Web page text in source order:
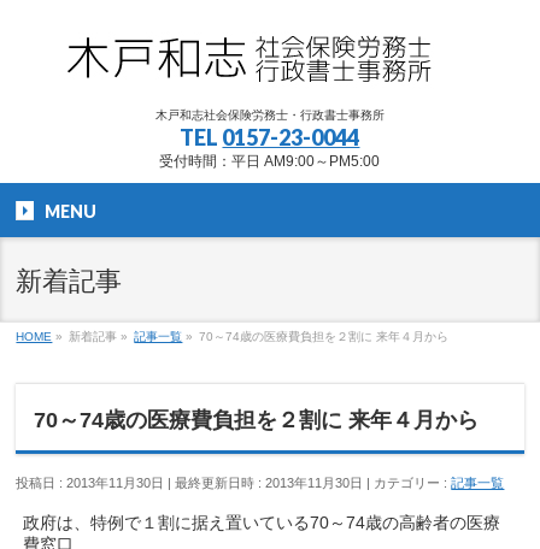
木戸和志社会保険労務士・行政書士事務所
TEL 0157-23-0044
受付時間：平日 AM9:00～PM5:00
MENU
新着記事
HOME » 新着記事 » 記事一覧 » 70～74歳の医療費負担を２割に 来年４月から
70～74歳の医療費負担を２割に 来年４月から
投稿日 : 2013年11月30日 最終更新日時 : 2013年11月30日 カテゴリー :記事一覧
政府は、特例で１割に据え置いている70～74歳の高齢者の医療
費窓口